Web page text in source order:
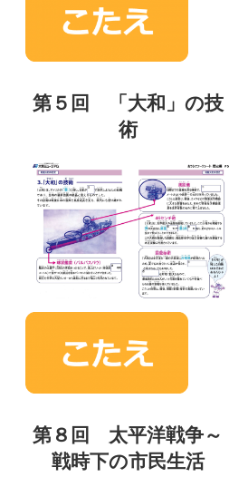
第５回 「大和」の技
術
第８回 太平洋戦争～
戦時下の市民生活